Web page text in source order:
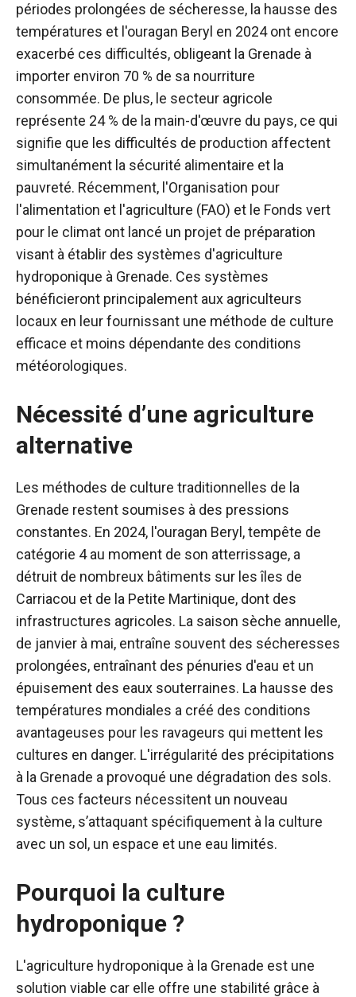
périodes prolongées de sécheresse, la hausse des
températures et l'ouragan Beryl en 2024 ont encore
exacerbé ces difficultés, obligeant la Grenade à
importer environ 70 % de sa nourriture
consommée. De plus, le secteur agricole
représente 24 % de la main-d'œuvre du pays, ce qui
signifie que les difficultés de production affectent
simultanément la sécurité alimentaire et la
pauvreté. Récemment, l'Organisation pour
l'alimentation et l'agriculture (FAO) et le Fonds vert
pour le climat ont lancé un projet de préparation
visant à établir des systèmes d'agriculture
hydroponique à Grenade. Ces systèmes
bénéficieront principalement aux agriculteurs
locaux en leur fournissant une méthode de culture
efficace et moins dépendante des conditions
météorologiques.
Nécessité d’une agriculture
alternative
Les méthodes de culture traditionnelles de la
Grenade restent soumises à des pressions
constantes. En 2024, l'ouragan Beryl, tempête de
catégorie 4 au moment de son atterrissage, a
détruit de nombreux bâtiments sur les îles de
Carriacou et de la Petite Martinique, dont des
infrastructures agricoles. La saison sèche annuelle,
de janvier à mai, entraîne souvent des sécheresses
prolongées, entraînant des pénuries d'eau et un
épuisement des eaux souterraines. La hausse des
températures mondiales a créé des conditions
avantageuses pour les ravageurs qui mettent les
cultures en danger. L'irrégularité des précipitations
à la Grenade a provoqué une dégradation des sols.
Tous ces facteurs nécessitent un nouveau
système, s’attaquant spécifiquement à la culture
avec un sol, un espace et une eau limités.
Pourquoi la culture
hydroponique ?
L'agriculture hydroponique à la Grenade est une
solution viable car elle offre une stabilité grâce à